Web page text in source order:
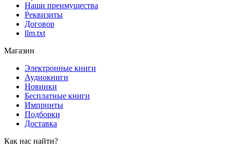
Наши преимущества
Реквизиты
Договор
llm.txt
Магазин
Электронные книги
Аудиокниги
Новинки
Бесплатные книги
Импринты
Подборки
Доставка
Как нас найти?